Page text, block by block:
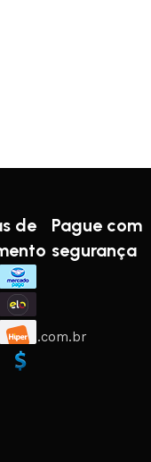
de
Pague com
segurança